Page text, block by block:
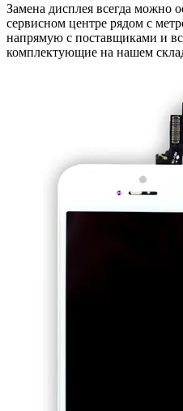
Замена дисплея всегда можно
сервисном центре рядом с
напрямую с поставщиками и
комплектующие на нашем